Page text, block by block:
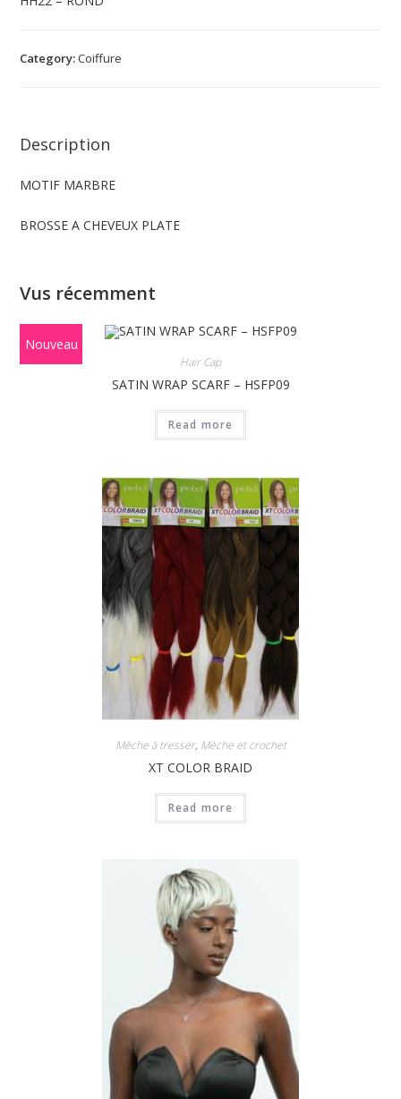
Category:Coiffure
Description
MOTIF MARBRE
BROSSE A CHEVEUX PLATE
Vus récemment
Nouveau
Hair Cap
SATIN WRAP SCARF – HSFP09
Read more
Mèche à tresser, Mèche et crochet
XT COLOR BRAID
Read more